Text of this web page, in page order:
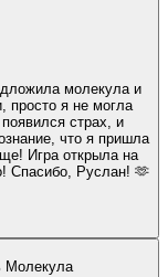
молекула и
просто я не могла
страх, и
что я пришла
на
Спасибо, Руслан! 🫶
Молекула